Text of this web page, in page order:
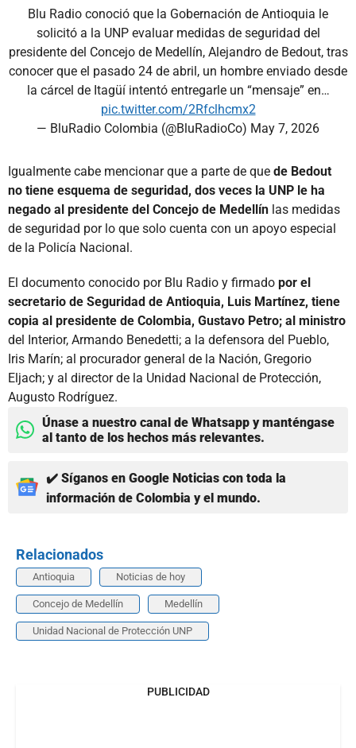
Blu Radio conoció que la Gobernación de Antioquia le
solicitó a la UNP evaluar medidas de seguridad del
presidente del Concejo de Medellín, Alejandro de Bedout, tras
conocer que el pasado 24 de abril, un hombre enviado desde
la cárcel de Itagüí intentó entregarle un “mensaje” en…
pic.twitter.com/2Rfclhcmx2
— BluRadio Colombia (@BluRadioCo) May 7, 2026
Igualmente cabe mencionar que a parte de que de Bedout
no tiene esquema de seguridad, dos veces la UNP le ha
negado al presidente del Concejo de Medellín las medidas
de seguridad por lo que solo cuenta con un apoyo especial
de la Policía Nacional.
El documento conocido por Blu Radio y firmado por el
secretario de Seguridad de Antioquia, Luis Martínez, tiene
copia al presidente de Colombia, Gustavo Petro; al ministro
del Interior, Armando Benedetti; a la defensora del Pueblo,
Iris Marín; al procurador general de la Nación, Gregorio
Eljach; y al director de la Unidad Nacional de Protección,
Augusto Rodríguez.
Únase a nuestro canal de Whatsapp y manténgase
al tanto de los hechos más relevantes.
✔️ Síganos en Google Noticias con toda la
información de Colombia y el mundo.
Relacionados
Antioquia Noticias de hoy
Concejo de Medellín Medellín
Unidad Nacional de Protección UNP
PUBLICIDAD